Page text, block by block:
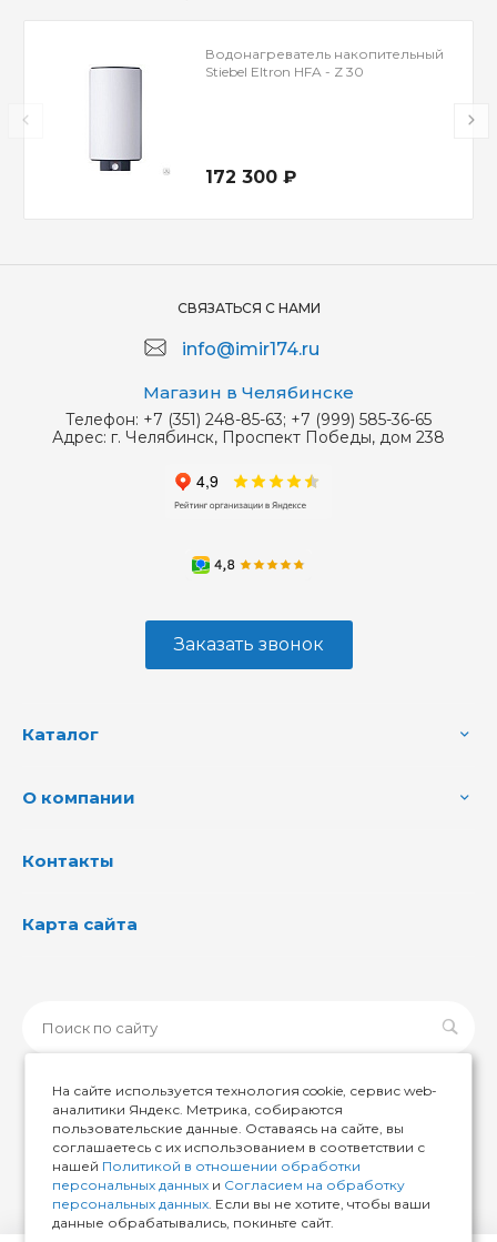
Водонагреватель накопительный
Stiebel Eltron HFA - Z 30
172 300 ₽
СВЯЗАТЬСЯ С НАМИ
info@imir174.ru
Магазин в Челябинске
Телефон: +7 (351) 248-85-63; +7 (999) 585-36-65
Адрес: г. Челябинск, Проспект Победы, дом 238
Заказать звонок
Каталог
О компании
Контакты
Карта сайта
© 2026 ИМИР174, Все права защищены
На сайте используется технология cookie, сервис web-
аналитики Яндекс. Метрика, собираются
пользовательские данные. Оставаясь на сайте, вы
соглашаетесь с их использованием в соответствии с
нашей Политикой в отношении обработки
персональных данных и Согласием на обработку
персональных данных. Если вы не хотите, чтобы ваши
данные обрабатывались, покиньте сайт.